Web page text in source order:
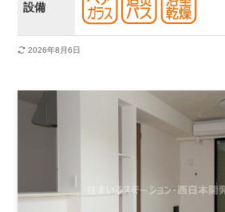
設備
2026年8月6日